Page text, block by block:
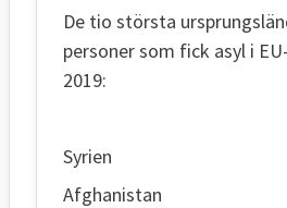
De tio största
personer som fick asyl i
2019:
Syrien
Afghanistan